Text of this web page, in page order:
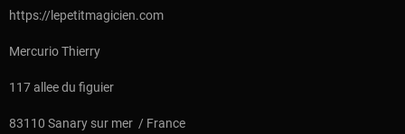
https://lepetitmagicien.com
Mercurio Thierry
117 allee du figuier
83110 Sanary sur mer / France